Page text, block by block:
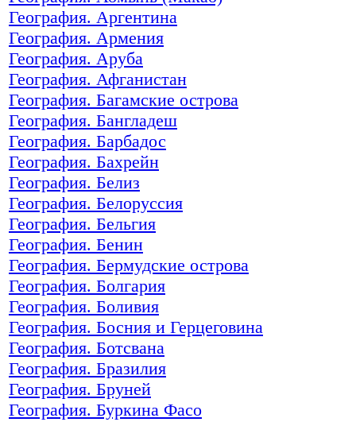
География. Аргентина
География. Армения
География. Аруба
География. Афганистан
География. Багамские острова
География. Бангладеш
География. Барбадос
География. Бахрейн
География. Белиз
География. Белоруссия
География. Бельгия
География. Бенин
География. Бермудские острова
География. Болгария
География. Боливия
География. Босния и Герцеговина
География. Ботсвана
География. Бразилия
География. Бруней
География. Буркина Фасо